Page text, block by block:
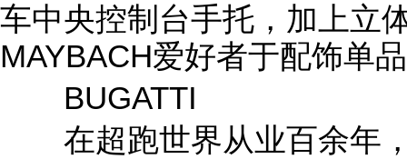
车中央控制台手托，加上立
MAYBACH爱好者于配饰单
BUGATTI
在超跑世界从业百余年，